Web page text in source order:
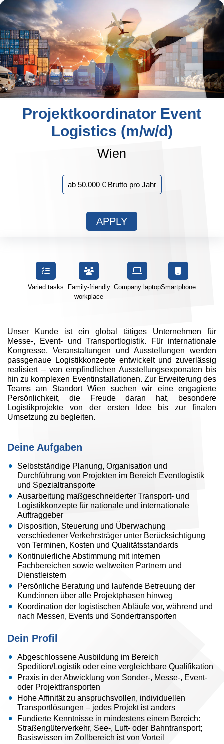
Projektkoordinator Event
Logistics (m/w/d)
Wien
ab 50.000 € Brutto pro Jahr
APPLY
Varied tasks
Family-friendly
workplace
Company laptopSmartphone
Unser Kunde ist ein global tätiges Unternehmen für
Messe-, Event- und Transportlogistik. Für internationale
Kongresse, Veranstaltungen und Ausstellungen werden
passgenaue Logistikkonzepte entwickelt und zuverlässig
realisiert – von empfindlichen Ausstellungsexponaten bis
hin zu komplexen Eventinstallationen. Zur Erweiterung des
Teams am Standort Wien suchen wir eine engagierte
Persönlichkeit, die Freude daran hat, besondere
Logistikprojekte von der ersten Idee bis zur finalen
Umsetzung zu begleiten.
Deine Aufgaben
Selbstständige Planung, Organisation und
Durchführung von Projekten im Bereich Eventlogistik
und Spezialtransporte
Ausarbeitung maßgeschneiderter Transport- und
Logistikkonzepte für nationale und internationale
Auftraggeber
Disposition, Steuerung und Überwachung
verschiedener Verkehrsträger unter Berücksichtigung
von Terminen, Kosten und Qualitätsstandards
Kontinuierliche Abstimmung mit internen
Fachbereichen sowie weltweiten Partnern und
Dienstleistern
Persönliche Beratung und laufende Betreuung der
Kund:innen über alle Projektphasen hinweg
Koordination der logistischen Abläufe vor, während und
nach Messen, Events und Sondertransporten
Dein Profil
Abgeschlossene Ausbildung im Bereich
Spedition/Logistik oder eine vergleichbare Qualifikation
Praxis in der Abwicklung von Sonder-, Messe-, Event-
oder Projekttransporten
Hohe Affinität zu anspruchsvollen, individuellen
Transportlösungen – jedes Projekt ist anders
Fundierte Kenntnisse in mindestens einem Bereich:
Straßengüterverkehr, See-, Luft- oder Bahntransport;
Basiswissen im Zollbereich ist von Vorteil